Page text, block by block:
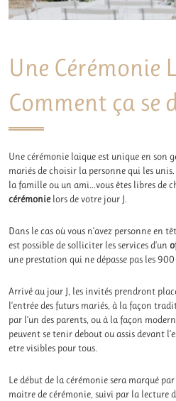
Une Cérémonie
Comment ça se
Une cérémonie laique est unique en son
mariés de choisir la personne qui les
la famille ou un ami…vous êtes libres de
cérémonielors de votre jour J.
Dans le cas où vous n’avez personne en
est possible de solliciter les services d’un
une prestation qui ne dépasse pas les 900
Arrivé au jour J, les invités prendront
l’entrée des futurs mariés, à la façon
par l’un des parents, ou à la façon
peuvent se tenir debout ou assis devant
etre visibles pour tous.
Le début de la cérémonie sera marqué
maitre de cérémonie, suivi par la lecture